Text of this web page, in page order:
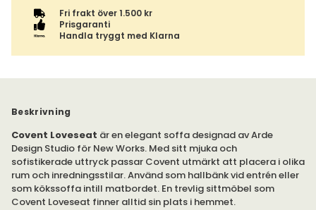
Fri frakt över 1.500 kr
Prisgaranti
Handla tryggt med Klarna
Beskrivning
Covent Loveseat är en elegant soffa designad av Arde
Design Studio för New Works. Med sitt mjuka och
sofistikerade uttryck passar Covent utmärkt att placera i olika
rum och inredningsstilar. Använd som hallbänk vid entrén eller
som kökssoffa intill matbordet. En trevlig sittmöbel som
Covent Loveseat finner alltid sin plats i hemmet.